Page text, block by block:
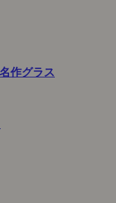
作グラス